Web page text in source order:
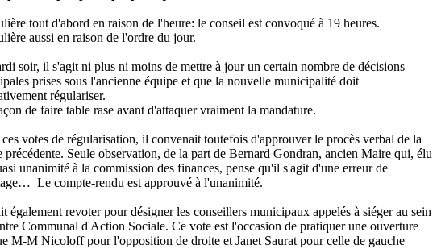
tout d'abord en raison de l'heure: le conseil est convoqué à 19 heures.
aussi en raison de l'ordre du jour.
soir, il s'agit ni plus ni moins de mettre à jour un certain nombre de décisions
prises sous l'ancienne équipe et que la nouvelle municipalité doit
régulariser.
de faire table rase avant d'attaquer vraiment la mandature.
votes de régularisation, il convenait toutefois d'approuver le procès verbal de la
précédente. Seule observation, de la part de Bernard Gondran, ancien Maire qui, élu
unanimité à la commission des finances, pense qu'il s'agit d'une erreur de
Le compte-rendu est approuvé à l'unanimité.
également revoter pour désigner les conseillers municipaux appelés à siéger au sein
Communal d'Action Sociale. Ce vote est l'occasion de pratiquer une ouverture
M-M Nicoloff pour l'opposition de droite et Janet Saurat pour celle de gauche